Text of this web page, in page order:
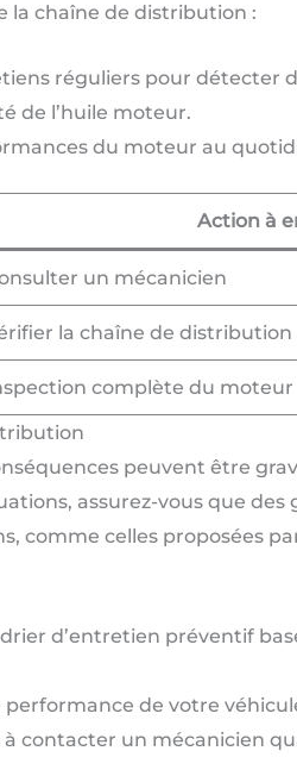
la chaîne de distribution :
réguliers pour détecter
de l’huile moteur.
du moteur au
Action à
un mécanicien
la chaîne de distribution
complète du moteur
peuvent être
assurez-vous que
comme celles proposées
d’entretien préventif
de votre
à contacter un mécanicien